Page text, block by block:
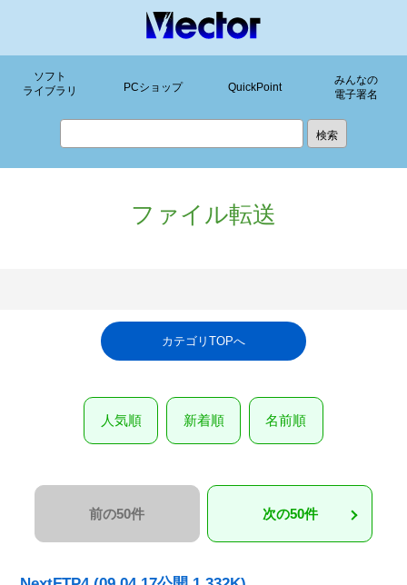
ソフト
ライブラリ
PCショップ QuickPoint
みんなの
電子署名
ファイル転送
カテゴリTOPへ
人気順 新着順 名前順
前の50件 次の50件